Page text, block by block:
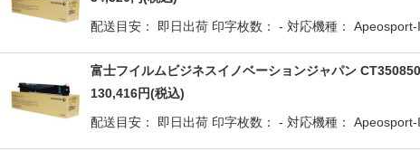
配送目安： 即日出荷 印字枚数： - 対応機種：
富士フイルムビジネスイノベーションジャパン
130,416円(税込)
配送目安： 即日出荷 印字枚数： - 対応機種：